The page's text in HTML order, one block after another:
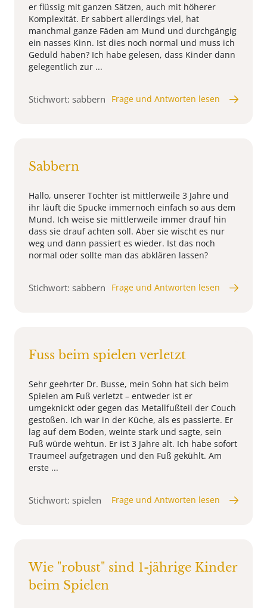
er flüssig mit ganzen Sätzen, auch mit höherer
Komplexität. Er sabbert allerdings viel, hat
manchmal ganze Fäden am Mund und durchgängig
ein nasses Kinn. Ist dies noch normal und muss ich
Geduld haben? Ich habe gelesen, dass Kinder dann
gelegentlich zur ...
Stichwort: sabbern Frage und Antworten lesen
Sabbern
Hallo, unserer Tochter ist mittlerweile 3 Jahre und
ihr läuft die Spucke immernoch einfach so aus dem
Mund. Ich weise sie mittlerweile immer drauf hin
dass sie drauf achten soll. Aber sie wischt es nur
weg und dann passiert es wieder. Ist das noch
normal oder sollte man das abklären lassen?
Stichwort: sabbern Frage und Antworten lesen
Fuss beim spielen verletzt
Sehr geehrter Dr. Busse, mein Sohn hat sich beim
Spielen am Fuß verletzt – entweder ist er
umgeknickt oder gegen das Metallfußteil der Couch
gestoßen. Ich war in der Küche, als es passierte. Er
lag auf dem Boden, weinte stark und sagte, sein
Fuß würde wehtun. Er ist 3 Jahre alt. Ich habe sofort
Traumeel aufgetragen und den Fuß gekühlt. Am
erste ...
Stichwort: spielen Frage und Antworten lesen
Wie "robust" sind 1-jährige Kinder
beim Spielen